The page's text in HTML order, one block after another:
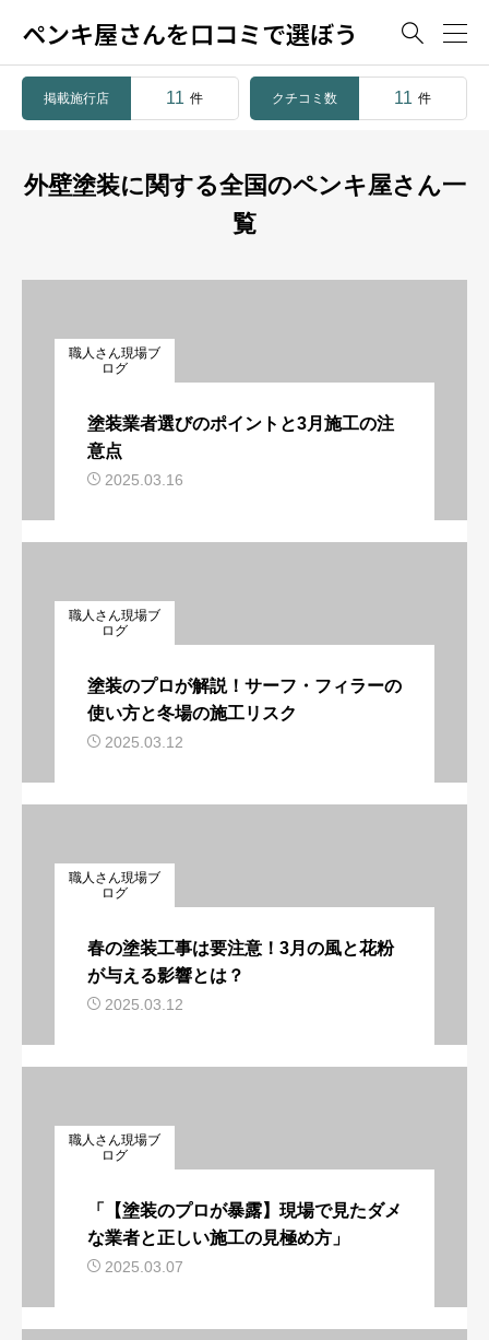
ペンキ屋さんを口コミで選ぼう 
掲載施行店 11 件 クチコミ数 11 件
外壁塗装に関する全国のペンキ屋さん一
覧
職人さん現場ブ
ログ
塗装業者選びのポイントと3月施工の注
意点
2025.03.16
職人さん現場ブ
ログ
塗装のプロが解説！サーフ・フィラーの
使い方と冬場の施工リスク
2025.03.12
職人さん現場ブ
ログ
春の塗装工事は要注意！3月の風と花粉
が与える影響とは？
2025.03.12
職人さん現場ブ
ログ
「【塗装のプロが暴露】現場で見たダメ
な業者と正しい施工の見極め方」
2025.03.07